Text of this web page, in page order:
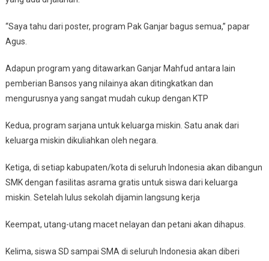
“Saya tahu dari poster, program Pak Ganjar bagus semua,” papar
Agus.
Adapun program yang ditawarkan Ganjar Mahfud antara lain
pemberian Bansos yang nilainya akan ditingkatkan dan
mengurusnya yang sangat mudah cukup dengan KTP
Kedua, program sarjana untuk keluarga miskin. Satu anak dari
keluarga miskin dikuliahkan oleh negara.
Ketiga, di setiap kabupaten/kota di seluruh Indonesia akan dibangun
SMK dengan fasilitas asrama gratis untuk siswa dari keluarga
miskin. Setelah lulus sekolah dijamin langsung kerja
Keempat, utang-utang macet nelayan dan petani akan dihapus.
Kelima, siswa SD sampai SMA di seluruh Indonesia akan diberi